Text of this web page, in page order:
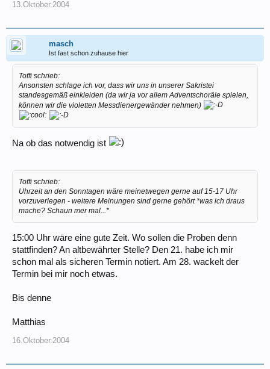
13.Oktober.2004
masch
Ist fast schon zuhause hier
Toffi schrieb:
Ansonsten schlage ich vor, dass wir uns in unserer Sakristei
standesgemäß einkleiden (da wir ja vor allem Adventschoräle spielen,
können wir die violetten Messdienergewänder nehmen)
Na ob das notwendig ist
Toffi schrieb:
Uhrzeit an den Sonntagen wäre meinetwegen gerne auf 15-17 Uhr
vorzuverlegen - weitere Meinungen sind gerne gehört *was ich draus
mache? Schaun mer mal...*
15:00 Uhr wäre eine gute Zeit. Wo sollen die Proben denn
stattfinden? An altbewährter Stelle? Den 21. habe ich mir
schon mal als sicheren Termin notiert. Am 28. wackelt der
Termin bei mir noch etwas.
Bis denne
Matthias
16.Oktober.2004